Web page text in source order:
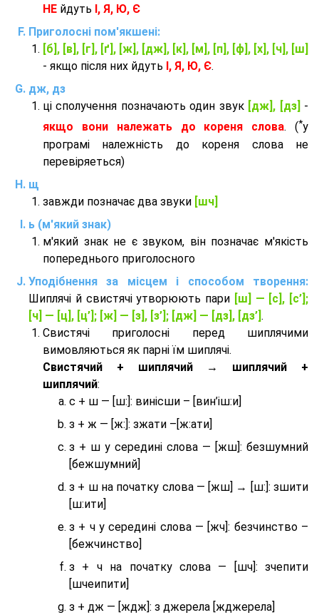
НЕ йдуть І, Я, Ю, Є
Приголосні пом'якшені:
[б], [в], [г], [ґ], [ж], [дж], [к], [м], [п], [ф], [х], [ч], [ш]
- якщо після них йдуть І, Я, Ю, Є.
дж, дз
ці сполучення позначають один звук [дж], [дз] -
якщо вони належать до кореня слова. (*у
програмі належність до кореня слова не
перевіряеться)
щ
завжди позначає два звуки [шч]
ь (м'який знак)
м'який знак не є звуком, він позначає м'якість
попереднього приголосного
Уподібнення за місцем і способом творення:
Шиплячі й свистячі утворюють пари [ш] — [c], [с’];
[ч] — [ц], [ц’]; [ж] — [з], [з’]; [дж] — [дз], [дз’] .
Свистячі приголосні перед шиплячими
вимовляються як парні їм шиплячі.
Cвистячий + шиплячий → шиплячий +
шиплячий:
с + ш — [ш:]: винісши – [вин’іш:и]
з + ж — [ж:]: зжати –[ж:ати]
з + ш у середині слова — [жш]: безшумний
[бежшумний]
з + ш на початку слова — [жш] → [ш:]: зшити
[ш:ити]
з + ч у середині слова — [жч]: безчинство –
[бежчинство]
з + ч на початку слова — [шч]: зчепити
[шчеипити]
з + дж — [ждж]: з джерела [жджерела]